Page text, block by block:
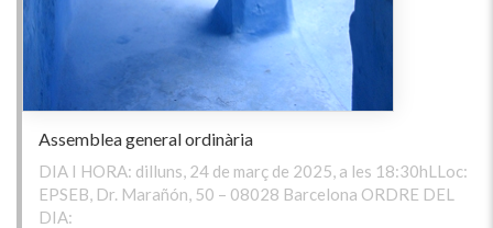
Assemblea general ordinària
DIA I HORA: dilluns, 24 de març de 2025, a les 18:30hLLoc:
EPSEB, Dr. Marañón, 50 – 08028 Barcelona ORDRE DEL
DIA: